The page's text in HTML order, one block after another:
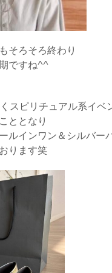
そろそろ終わり
ですね^^
スピリチュアル系イベ
ととなり
ルインワン＆シルバー
ります笑